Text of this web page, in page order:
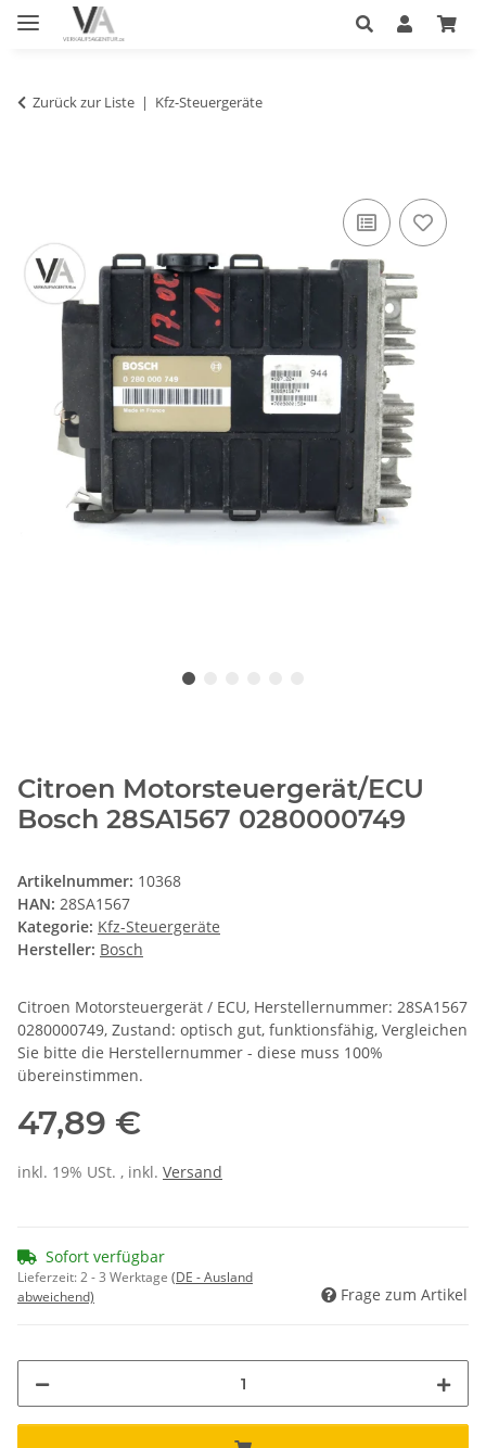
Zurück zur Liste Kfz-Steuergeräte
Citroen Motorsteuergerät/ECU
Bosch 28SA1567 0280000749
Artikelnummer: 10368
HAN: 28SA1567
Kategorie: Kfz-Steuergeräte
Hersteller: Bosch
Citroen Motorsteuergerät / ECU, Herstellernummer: 28SA1567
0280000749, Zustand: optisch gut, funktionsfähig, Vergleichen
Sie bitte die Herstellernummer - diese muss 100%
übereinstimmen.
47,89 €
inkl. 19% USt. , inkl. Versand
Sofort verfügbar
Lieferzeit:2 - 3 Werktage (DE - Ausland
abweichend)
Frage zum Artikel